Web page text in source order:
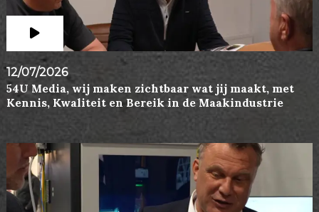
12/07/2026
54U Media, wij maken zichtbaar wat jij maakt, met
Kennis, Kwaliteit en Bereik in de Maakindustrie